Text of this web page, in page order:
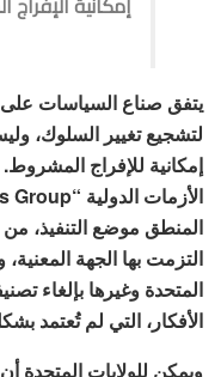
يتفق صناع السياسات على
لتشجيع تغيير السلوك،
المنطق موضع التنفيذ، من
التزمت بها الجهة
المتحدة وغيرها بإلغاء
الأفكار، التي لم تُعتمد
ويمكن للولايات المتحدة